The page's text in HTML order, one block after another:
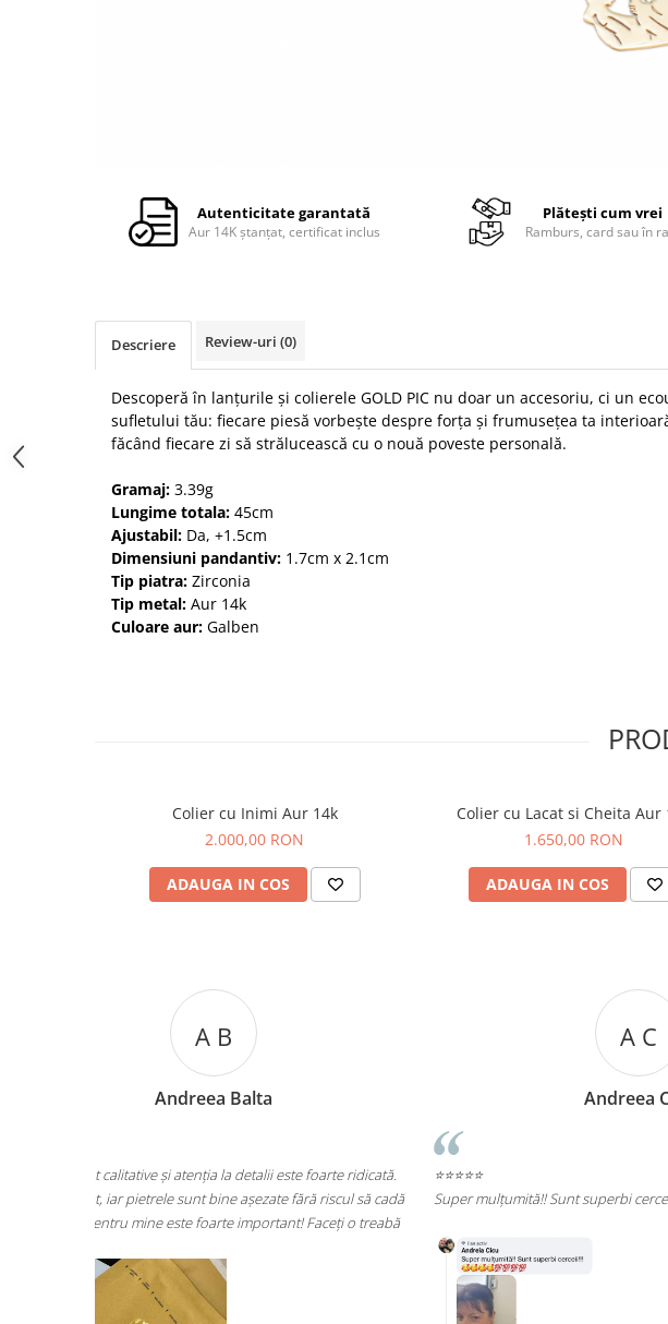
Autenticitate garantată
Aur 14K ștanțat, certificat inclus
Plătești cum vrei
Ramburs, card sau în
Descriere Review-uri (0)
Descoperă în lanțurile și colierele GOLD PIC nu doar un accesoriu, ci un
sufletului tău: fiecare piesă vorbește despre forța și frumusețea ta
făcând fiecare zi să strălucească cu o nouă poveste personală.
Gramaj: 3.39g
Lungime totala: 45cm
Ajustabil: Da, +1.5cm
Dimensiuni pandantiv: 1.7cm x 2.1cm
Tip piatra: Zirconia
Tip metal: Aur 14k
Culoare aur: Galben
Colier cu Inimi Aur 14k
2.000,00 RON
ADAUGA IN COS
Colier cu Lacat si Cheita Aur
1.650,00 RON
ADAUGA IN COS
Andreea Cicu
⭐⭐⭐⭐⭐
Super mulțumită!! Sunt superbi cerceii!!!